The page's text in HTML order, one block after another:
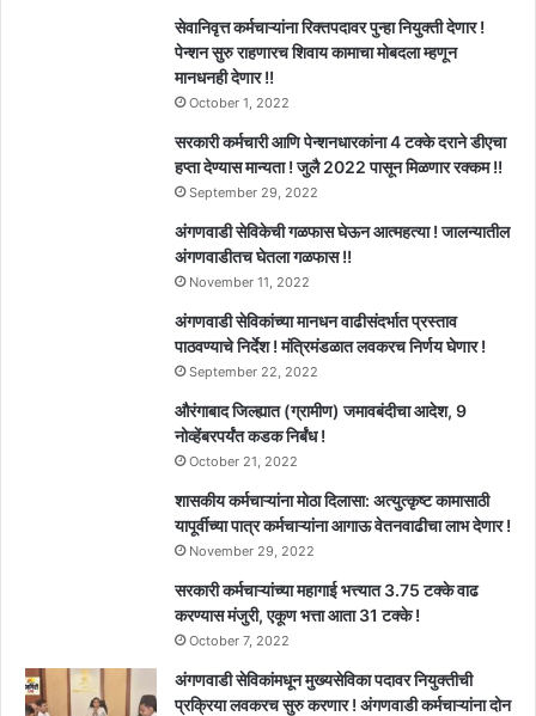
सेवानिवृत्त कर्मचाऱ्यांना रिक्तपदावर पुन्हा नियुक्ती देणार !
पेन्शन सुरु राहणारच शिवाय कामाचा मोबदला म्हणून
मानधनही देणार !!
October 1, 2022
सरकारी कर्मचारी आणि पेन्शनधारकांना 4 टक्के दराने डीएचा
हप्ता देण्यास मान्यता ! जुलै 2022 पासून मिळणार रक्कम !!
September 29, 2022
अंगणवाडी सेविकेची गळफास घेऊन आत्महत्या ! जालन्यातील
अंगणवाडीतच घेतला गळफास !!
November 11, 2022
अंगणवाडी सेविकांच्या मानधन वाढीसंदर्भात प्रस्ताव
पाठवण्याचे निर्देश ! मंत्रिमंडळात लवकरच निर्णय घेणार !
September 22, 2022
औरंगाबाद जिल्ह्यात (ग्रामीण) जमावबंदीचा आदेश, 9
नोव्हेंबरपर्यंत कडक निर्बंध !
October 21, 2022
शासकीय कर्मचाऱ्यांना मोठा दिलासा: अत्युत्कृष्ट कामासाठी
यापूर्वीच्या पात्र कर्मचाऱ्यांना आगाऊ वेतनवाढीचा लाभ देणार !
November 29, 2022
सरकारी कर्मचाऱ्यांच्या महागाई भत्त्यात 3.75 टक्के वाढ
करण्यास मंजुरी, एकूण भत्ता आता 31 टक्के !
October 7, 2022
अंगणवाडी सेविकांमधून मुख्यसेविका पदावर नियुक्तीची
प्रक्रिया लवकरच सुरु करणार ! अंगणवाडी कर्मचाऱ्यांना दोन